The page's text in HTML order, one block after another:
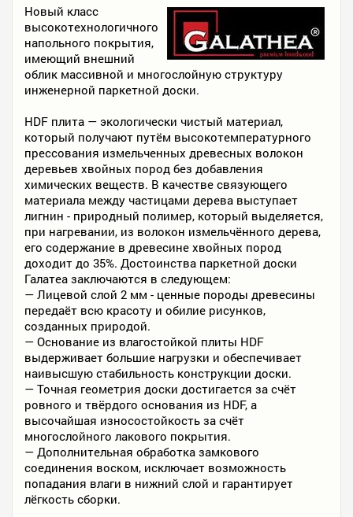
АКЦИИ
ФОТО РАБОТ
КОНТАКТЫ
ПОЛЕЗНОЕ
Новый класс
высокотехнологичного
напольного покрытия,
имеющий внешний
облик массивной и многослойную структуру
инженерной паркетной доски.
HDF плита — экологически чистый материал,
который получают путём высокотемпературного
прессования измельченных древесных волокон
деревьев хвойных пород без добавления
химических веществ. В качестве связующего
материала между частицами дерева выступает
лигнин - природный полимер, который выделяется,
при нагревании, из волокон измельчённого дерева,
его содержание в древесине хвойных пород
доходит до 35%. Достоинства паркетной доски
Галатеа заключаются в следующем:
— Лицевой слой 2 мм - ценные породы древесины
передаёт всю красоту и обилие рисунков,
созданных природой.
— Основание из влагостойкой плиты HDF
выдерживает большие нагрузки и обеспечивает
наивысшую стабильность конструкции доски.
— Точная геометрия доски достигается за счёт
ровного и твёрдого основания из HDF, а
высочайшая износостойкость за счёт
многослойного лакового покрытия.
— Дополнительная обработка замкового
соединения воском, исключает возможность
попадания влаги в нижний слой и гарантирует
лёгкость сборки.